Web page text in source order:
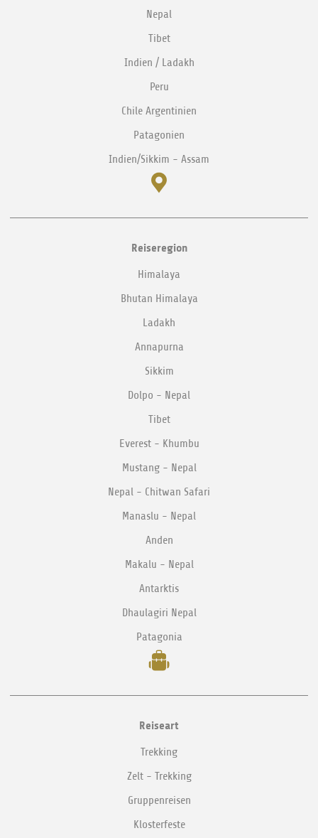
Nepal
Tibet
Indien / Ladakh
Peru
Chile Argentinien
Patagonien
Indien/Sikkim - Assam
Reiseregion
Himalaya
Bhutan Himalaya
Ladakh
Annapurna
Sikkim
Dolpo - Nepal
Tibet
Everest - Khumbu
Mustang - Nepal
Nepal - Chitwan Safari
Manaslu - Nepal
Anden
Makalu - Nepal
Antarktis
Dhaulagiri Nepal
Patagonia
Reiseart
Trekking
Zelt - Trekking
Gruppenreisen
Klosterfeste